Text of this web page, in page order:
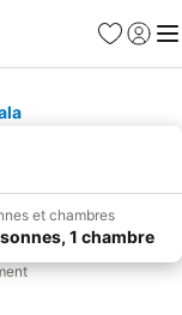
Favoris
Se
et chambres
1 chambre